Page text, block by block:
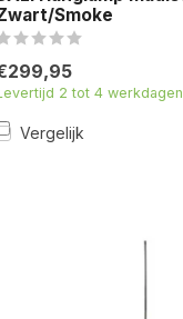
Smoke
2 tot 4 werkdagen
Vergelijk